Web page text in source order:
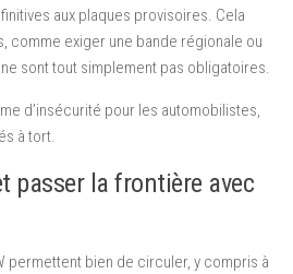
aux plaques provisoires. Cela
comme exiger une bande régionale ou
sont tout simplement pas obligatoires.
d’insécurité pour les automobilistes,
à tort.
passer la frontière avec
permettent bien de circuler, y compris à